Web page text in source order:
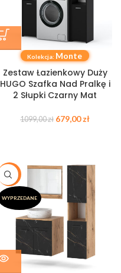
Kolekcja: Monte
Zestaw Łazienkowy Duży
HUGO Szafka Nad Pralkę i
2 Słupki Czarny Mat
1099,00zł 679,00zł
-31%
WYPRZEDANE